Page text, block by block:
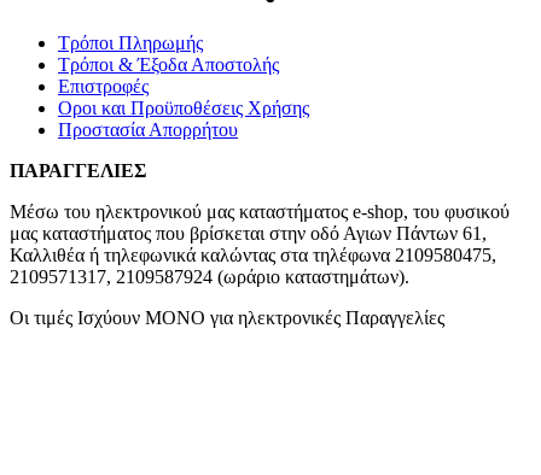
Τρόποι Πληρωμής
Τρόποι & Έξοδα Αποστολής
Επιστροφές
Οροι και Προϋποθέσεις Χρήσης
Προστασία Απορρήτου
ΠΑΡΑΓΓΕΛΙΕΣ
Μέσω του ηλεκτρονικού μας καταστήματος e-shop, του φυσικού
μας καταστήματος που βρίσκεται στην οδό Αγιων Πάντων 61,
Καλλιθέα ή τηλεφωνικά καλώντας στα τηλέφωνα 2109580475,
2109571317, 2109587924 (ωράριο καταστημάτων).
Οι τιμές Ισχύουν ΜΟΝΟ για ηλεκτρονικές Παραγγελίες